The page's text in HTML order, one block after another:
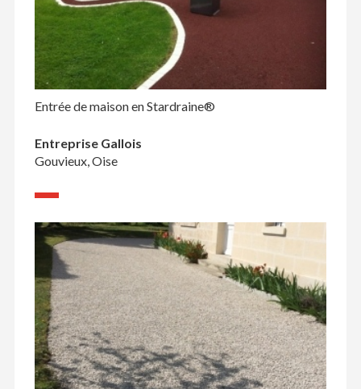
Entrée de maison en Stardraine®
Entreprise Gallois
Gouvieux, Oise